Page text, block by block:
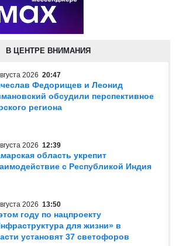
В ЦЕНТРЕ ВНИМАНИЯ
2026 20:47
Федорищев и Леонид
обсудили перспективное
региона
2026 12:39
область укрепит
с Республикой Индия
2026 13:50
году по нацпроекту
для жизни» в
установят 37 светофоров